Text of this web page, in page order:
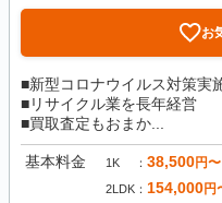
お
■新型コロナウイルス対策実
■リサイクル業を長年経営
■買取査定もおまか...
基本料金 1K 38,500円〜
2LDK 154,000円